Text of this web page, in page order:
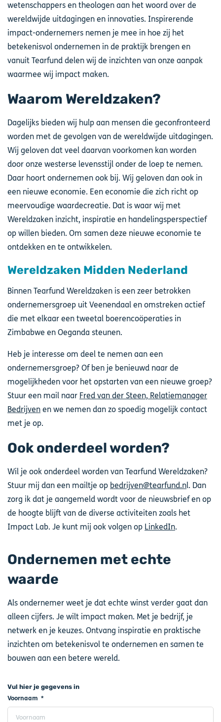
wetenschappers en theologen aan het woord over de
wereldwijde uitdagingen en innovaties. Inspirerende
impact-ondernemers nemen je mee in hoe zij het
betekenisvol ondernemen in de praktijk brengen en
vanuit Tearfund delen wij de inzichten van onze aanpak
waarmee wij impact maken.
Waarom Wereldzaken?
Dagelijks bieden wij hulp aan mensen die geconfronteerd
worden met de gevolgen van de wereldwijde uitdagingen.
Wij geloven dat veel daarvan voorkomen kan worden
door onze westerse levensstijl onder de loep te nemen.
Daar hoort ondernemen ook bij. Wij geloven dan ook in
een nieuwe economie. Een economie die zich richt op
meervoudige waardecreatie. Dat is waar wij met
Wereldzaken inzicht, inspiratie en handelingsperspectief
op willen bieden. Om samen deze nieuwe economie te
ontdekken en te ontwikkelen.
Wereldzaken Midden Nederland
Binnen Tearfund Wereldzaken is een zeer betrokken
ondernemersgroep uit Veenendaal en omstreken actief
die met elkaar een tweetal boerencoöperaties in
Zimbabwe en Oeganda steunen.
Heb je interesse om deel te nemen aan een
ondernemersgroep? Of ben je benieuwd naar de
mogelijkheden voor het opstarten van een nieuwe groep?
Stuur een mail naar Fred van der Steen, Relatiemanager
Bedrijven en we nemen dan zo spoedig mogelijk contact
met je op.
Ook onderdeel worden?
Wil je ook onderdeel worden van Tearfund Wereldzaken?
Stuur mij dan een mailtje op bedrijven@tearfund.nl. Dan
zorg ik dat je aangemeld wordt voor de nieuwsbrief en op
de hoogte blijft van de diverse activiteiten zoals het
Impact Lab. Je kunt mij ook volgen op LinkedIn.
Ondernemen met echte
waarde
Als ondernemer weet je dat echte winst verder gaat dan
alleen cijfers. Je wilt impact maken. Met je bedrijf, je
netwerk en je keuzes. Ontvang inspiratie en praktische
inzichten om betekenisvol te ondernemen en samen te
bouwen aan een betere wereld.
Vul hier je gegevens in
Voornaam